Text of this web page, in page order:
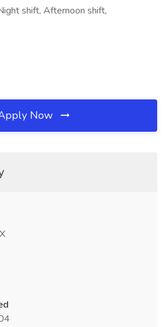
shift, Afternoon shift,
Now